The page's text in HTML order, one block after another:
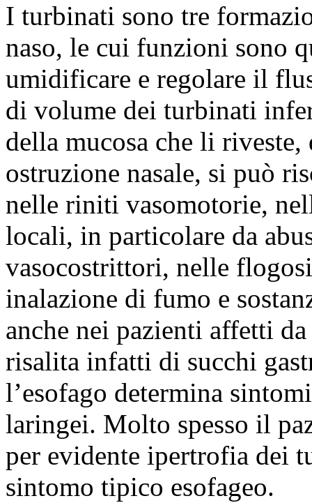
I turbinati sono tre
naso, le cui funzioni sono
umidificare e regolare il
di volume dei turbinati
della mucosa che li
ostruzione nasale, si può
nelle riniti vasomotorie,
locali, in particolare da
vasocostrittori, nelle
inalazione di fumo e
anche nei pazienti affetti
risalita infatti di succhi
l’esofago determina
laringei. Molto spesso il
per evidente ipertrofia dei
sintomo tipico esofageo.